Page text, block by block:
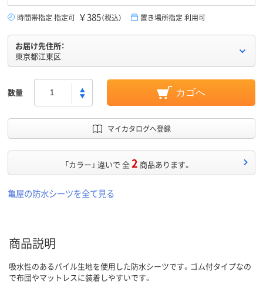
時間帯指定 指定可 ￥385（税込） 置き場所指定 利用可
お届け先住所：
東京都江東区
数量 カゴへ
マイカタログへ登録
「カラー」 違いで 全2 商品あります。
亀屋の防水シーツを全て見る
商品説明
吸水性のあるパイル生地を使用した防水シーツです。ゴム付タイプなの
で布団やマットレスに装着しやすいです。